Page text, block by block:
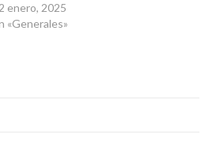
enero, 2025
«Generales»